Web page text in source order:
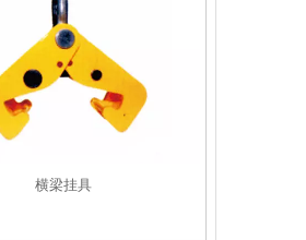
横梁挂具